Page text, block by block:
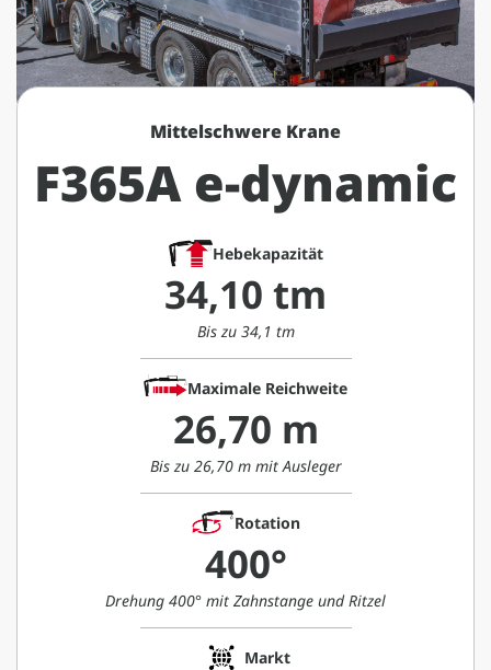
Mittelschwere Krane
F365A e-dynamic
Hebekapazität
34,10 tm
Bis zu 34,1 tm
Maximale Reichweite
26,70 m
Bis zu 26,70 m mit Ausleger
Rotation
400°
Drehung 400° mit Zahnstange und Ritzel
Markt